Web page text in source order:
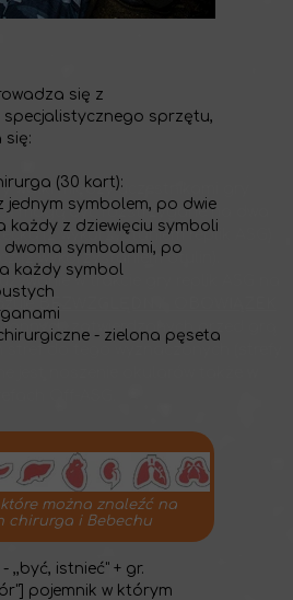
- ,,być, istnieć" + gr.
pojemnik w którym
się z
specjalistycznego sprzętu,
się:
(30 kart):
jednym symbolem, po dwie
każdy z dziewięciu symboli
dwoma symbolami, po
każdy symbol
- zielona pęseta
można znaleźć na
chirurga i Bebechu
walki między uczestnikami gry
mogą być rozstrzygane na dwa
(z wykorzystaniem replik ASG)
(z wykorzystaniem otulin).
w trakcie gry replik ASG na
BEZWZGLĘDNY OBOWIĄZEK
zatwierdzonych przed grą
stref do tego wyznaczonych (strefy